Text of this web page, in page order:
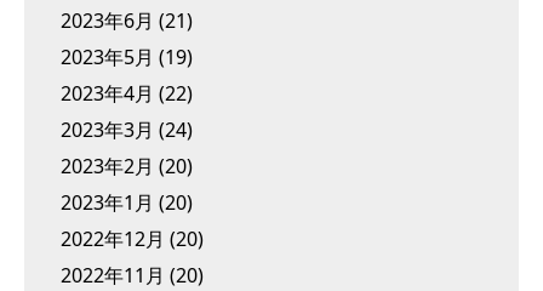
2023年6月 (21)
2023年5月 (19)
2023年4月 (22)
2023年3月 (24)
2023年2月 (20)
2023年1月 (20)
2022年12月 (20)
2022年11月 (20)